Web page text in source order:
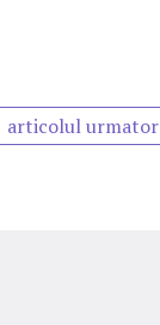
articolul urmator